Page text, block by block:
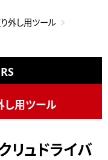
外し用ツール
し用ツール
リュドライバ